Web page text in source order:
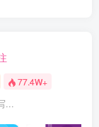
77.4W+
...